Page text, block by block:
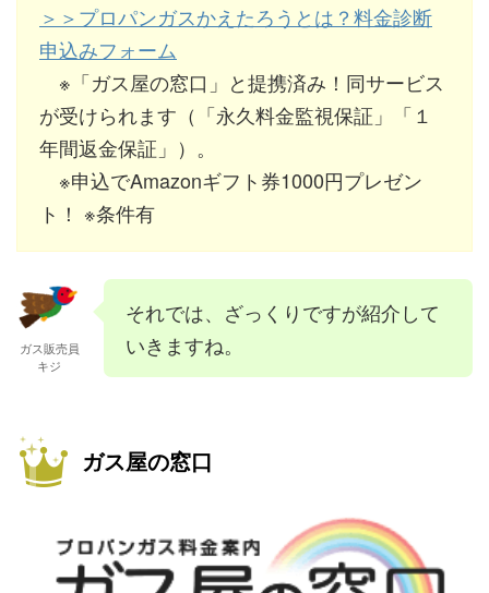
＞＞プロパンガスかえたろうとは？料金診断
申込みフォーム
※「ガス屋の窓口」と提携済み！同サービス
が受けられます（「永久料金監視保証」「１
年間返金保証」）。
※申込でAmazonギフト券1000円プレゼン
ト！ ※条件有
ガス販売員
キジ
それでは、ざっくりですが紹介して
いきますね。
ガス屋の窓口